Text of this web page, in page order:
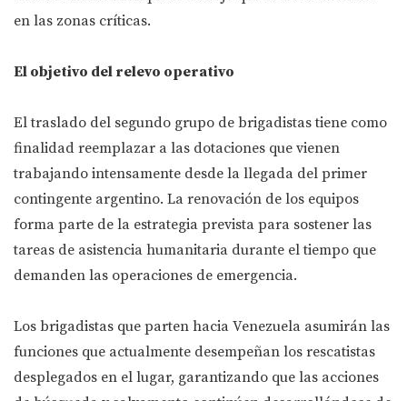
en las zonas críticas.
El objetivo del relevo operativo
El traslado del segundo grupo de brigadistas tiene como
finalidad reemplazar a las dotaciones que vienen
trabajando intensamente desde la llegada del primer
contingente argentino. La renovación de los equipos
forma parte de la estrategia prevista para sostener las
tareas de asistencia humanitaria durante el tiempo que
demanden las operaciones de emergencia.
Los brigadistas que parten hacia Venezuela asumirán las
funciones que actualmente desempeñan los rescatistas
desplegados en el lugar, garantizando que las acciones